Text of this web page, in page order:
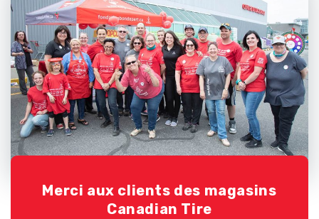
Merci aux clients des magasins
Canadian Tire